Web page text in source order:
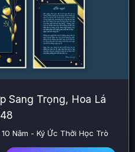
Sang Trọng, Hoa Lá
Năm - Ký Ức Thời Học Trò